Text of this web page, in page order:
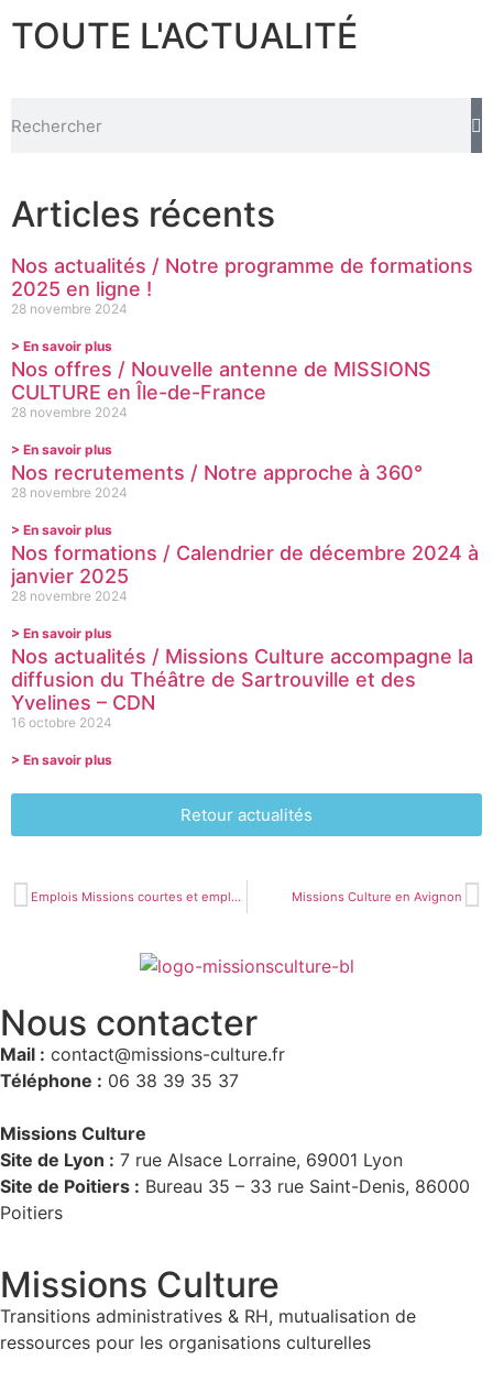
TOUTE L'ACTUALITÉ
Articles récents
Nos actualités / Notre programme de formations
2025 en ligne !
28 novembre 2024
> En savoir plus
Nos offres / Nouvelle antenne de MISSIONS
CULTURE en Île-de-France
28 novembre 2024
> En savoir plus
Nos recrutements / Notre approche à 360°
28 novembre 2024
> En savoir plus
Nos formations / Calendrier de décembre 2024 à
janvier 2025
28 novembre 2024
> En savoir plus
Nos actualités / Missions Culture accompagne la
diffusion du Théâtre de Sartrouville et des
Yvelines – CDN
16 octobre 2024
> En savoir plus
Retour actualités
Emplois Missions courtes et emplois à pourvoir Missions Culture en Avignon
Nous contacter
Mail : contact@missions-culture.fr
Téléphone : 06 38 39 35 37
Missions Culture
Site de Lyon : 7 rue Alsace Lorraine, 69001 Lyon
Site de Poitiers : Bureau 35 – 33 rue Saint-Denis, 86000
Poitiers
Missions Culture
Transitions administratives & RH, mutualisation de
ressources pour les organisations culturelles